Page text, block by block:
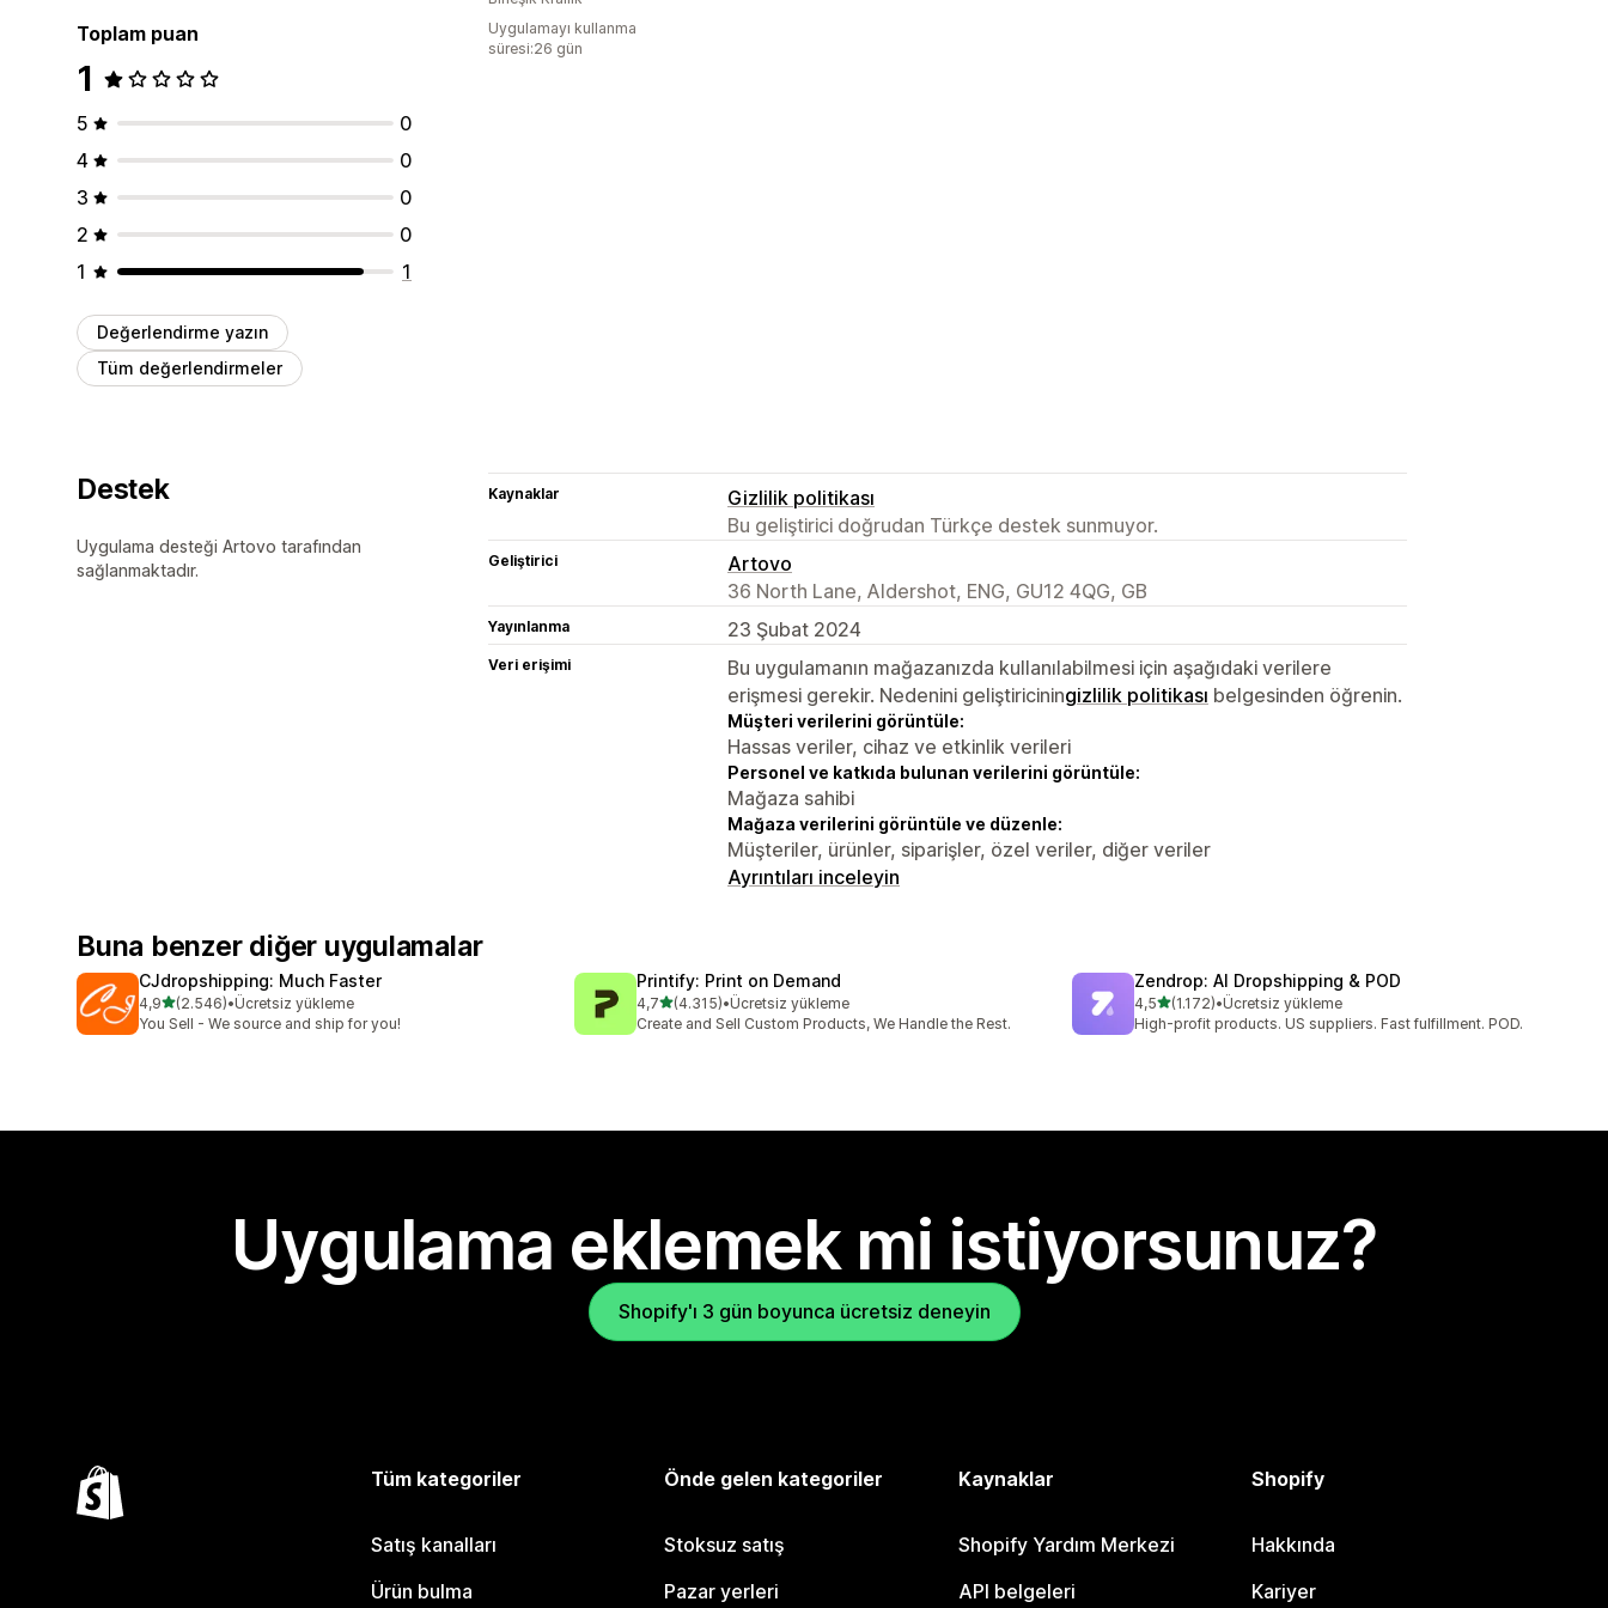
Toplam puan
1
5
0
4
0
3
0
2
0
1
1
Değerlendirme yazın
Tüm değerlendirmeler
Uygulamayı kullanma
süresi:26 gün
Destek
Uygulama desteği Artovo tarafından
sağlanmaktadır.
Kaynaklar
Gizlilik politikası
Bu geliştirici doğrudan Türkçe destek sunmuyor.
Geliştirici
Artovo
36 North Lane, Aldershot, ENG, GU12 4QG, GB
Yayınlanma 23 Şubat 2024
Veri erişimi
Bu uygulamanın mağazanızda kullanılabilmesi için aşağıdaki verilere
erişmesi gerekir. Nedenini geliştiriciningizlilik politikası belgesinden öğrenin.
Müşteri verilerini görüntüle:
Hassas veriler, cihaz ve etkinlik verileri
Personel ve katkıda bulunan verilerini görüntüle:
Mağaza sahibi
Mağaza verilerini görüntüle ve düzenle:
Müşteriler, ürünler, siparişler, özel veriler, diğer veriler
Ayrıntıları inceleyin
Buna benzer diğer uygulamalar
CJdropshipping: Much Faster
4,95 yıldız üzerinden
(2.546)
toplam 2546 değerlendirme
•Ücretsiz yükleme
You Sell - We source and ship for you!
Printify: Print on Demand
4,75 yıldız üzerinden
(4.315)
toplam 4315 değerlendirme
•Ücretsiz yükleme
Create and Sell Custom Products, We Handle the Rest.
Zendrop: AI Dropshipping & POD
4,55 yıldız üzerinden
(1.172)
toplam 1172 değerlendirme
•Ücretsiz yükleme
High-profit products. US suppliers. Fast fulfillment. POD.
Uygulama eklemek mi istiyorsunuz?
Shopify'ı 3 gün boyunca ücretsiz deneyin
Tüm kategoriler
Satış kanalları
Ürün bulma
Önde gelen kategoriler
Stoksuz satış
Pazar yerleri
Kaynaklar
Shopify Yardım Merkezi
API belgeleri
Shopify
Hakkında
Kariyer